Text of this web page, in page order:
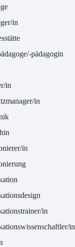
in
pädagogin
in
in
in
in
in